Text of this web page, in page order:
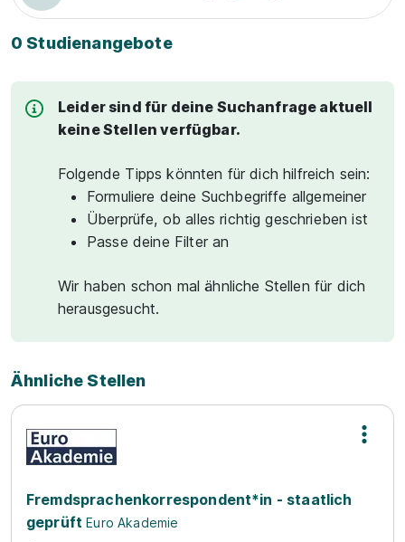
0 Studienangebote
Leider sind für deine Suchanfrage aktuell
keine Stellen verfügbar.
Folgende Tipps könnten für dich hilfreich sein:
Formuliere deine Suchbegriffe allgemeiner
Überprüfe, ob alles richtig geschrieben ist
Passe deine Filter an
Wir haben schon mal ähnliche Stellen für dich
herausgesucht.
Ähnliche Stellen
Fremdsprachenkorrespondent*in - staatlich
geprüft Euro Akademie